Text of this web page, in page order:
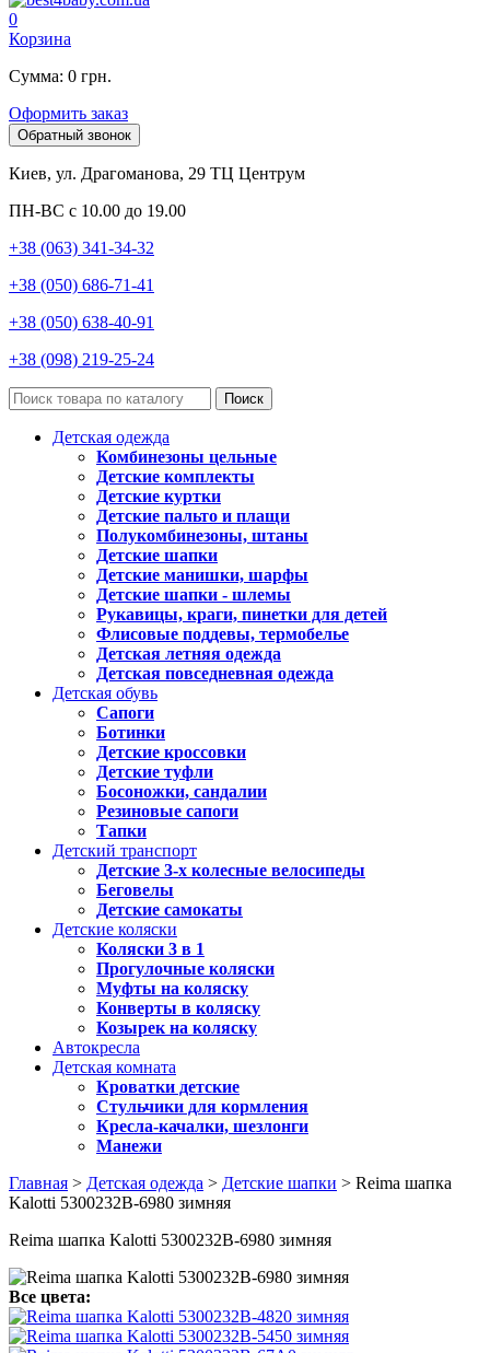
0
Корзина
Сумма: 0 грн.
Оформить заказ
Обратный звонок
Киев, ул. Драгоманова, 29 ТЦ Центрум
ПН-ВС с 10.00 до 19.00
+38 (063) 341-34-32
+38 (050) 686-71-41
+38 (050) 638-40-91
+38 (098) 219-25-24
Поиск
Детская одежда
Комбинезоны цельные
Детские комплекты
Детские куртки
Детские пальто и плащи
Полукомбинезоны, штаны
Детские шапки
Детские манишки, шарфы
Детские шапки - шлемы
Рукавицы, краги, пинетки для детей
Флисовые поддевы, термобелье
Детская летняя одежда
Детская повседневная одежда
Детская обувь
Сапоги
Ботинки
Детские кроссовки
Детские туфли
Босоножки, сандалии
Резиновые сапоги
Тапки
Детский транспорт
Детские 3-х колесные велосипеды
Беговелы
Детские самокаты
Детские коляски
Коляски 3 в 1
Прогулочные коляски
Муфты на коляску
Конверты в коляску
Козырек на коляску
Автокресла
Детская комната
Кроватки детские
Стульчики для кормления
Кресла-качалки, шезлонги
Манежи
Главная > Детская одежда > Детские шапки > Reima шапка
Kalotti 5300232B-6980 зимняя
Reima шапка Kalotti 5300232B-6980 зимняя
Все цвета: